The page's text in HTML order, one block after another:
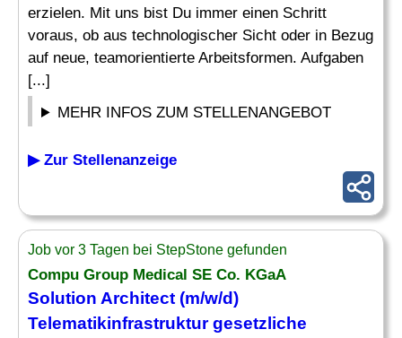
erzielen. Mit uns bist Du immer einen Schritt
voraus, ob aus technologischer Sicht oder in Bezug
auf neue, teamorientierte Arbeitsformen. Aufgaben
[...]
MEHR INFOS ZUM STELLENANGEBOT
▶ Zur Stellenanzeige
Job vor 3 Tagen bei StepStone gefunden
Compu Group Medical SE Co. KGaA
Solution Architect (m/w/d)
Telematikinfrastruktur gesetzliche